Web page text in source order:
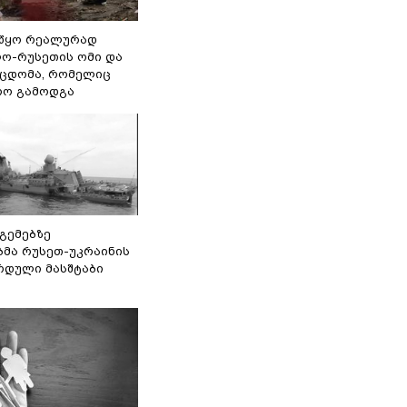
რეალურად
რუსეთის ომი და
რომელიც
გამოდგა
რუსეთ-უკრაინის
მასშტაბი